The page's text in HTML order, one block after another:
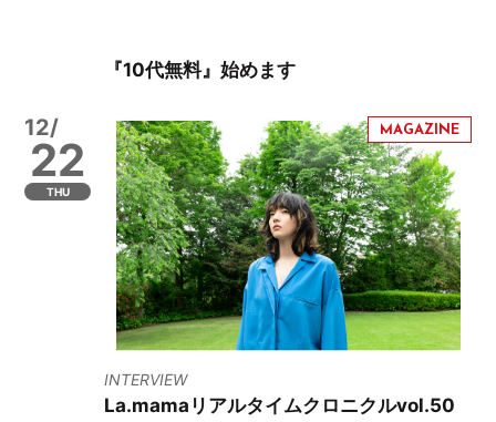
『10代無料』始めます
12/
22
THU
INTERVIEW
La.mamaリアルタイムクロニクルvol.50